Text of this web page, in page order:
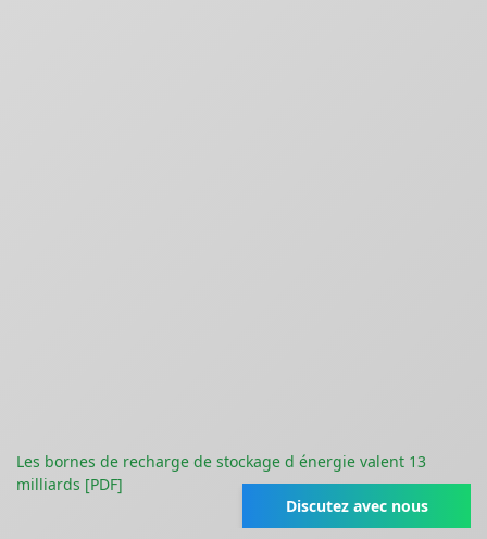
Les bornes de recharge de stockage d énergie valent 13
milliards [PDF]
Discutez avec nous